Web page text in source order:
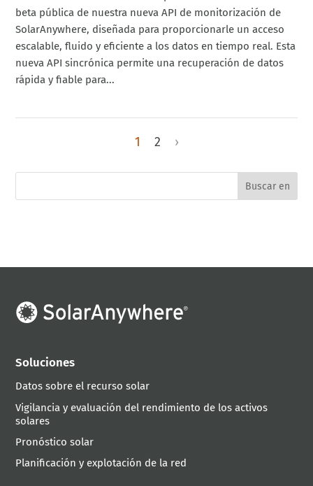
beta pública de nuestra nueva API de monitorización de
SolarAnywhere, diseñada para proporcionarle un acceso
escalable, fluido y eficiente a los datos en tiempo real. Esta
nueva API sincrónica permite una recuperación de datos
rápida y fiable para...
1 2 ›
Soluciones
Datos sobre el recurso solar
Vigilancia y evaluación del rendimiento de los activos
solares
Pronóstico solar
Planificación y explotación de la red